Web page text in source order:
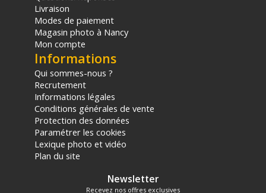
Livraison
Modes de paiement
Magasin photo à Nancy
Mon compte
Informations
Qui sommes-nous ?
Recrutement
Informations légales
Conditions générales de vente
Protection des données
Paramétrer les cookies
Lexique photo et vidéo
Plan du site
Newsletter
Recevez nos offres exclusives